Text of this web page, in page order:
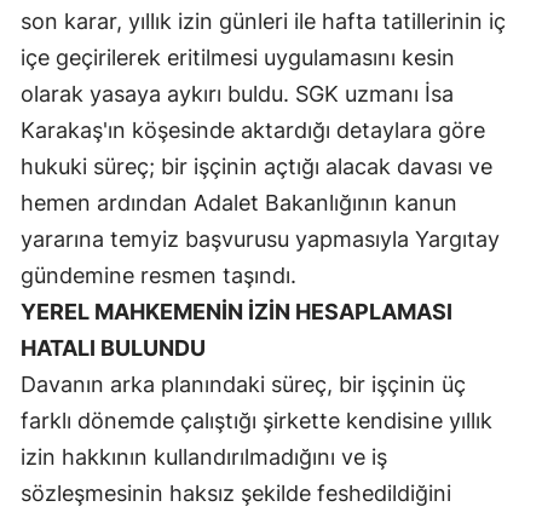
Malatya
Manisa
Mardin
Muğla
Nevşehir
Ordu
Rize
Sakarya
son karar, yıllık izin günleri ile hafta tatillerinin iç
içe geçirilerek eritilmesi uygulamasını kesin
olarak yasaya aykırı buldu. SGK uzmanı İsa
Karakaş'ın köşesinde aktardığı detaylara göre
hukuki süreç; bir işçinin açtığı alacak davası ve
hemen ardından Adalet Bakanlığının kanun
yararına temyiz başvurusu yapmasıyla Yargıtay
gündemine resmen taşındı.
YEREL MAHKEMENİN İZİN HESAPLAMASI
HATALI BULUNDU
Davanın arka planındaki süreç, bir işçinin üç
farklı dönemde çalıştığı şirkette kendisine yıllık
izin hakkının kullandırılmadığını ve iş
sözleşmesinin haksız şekilde feshedildiğini